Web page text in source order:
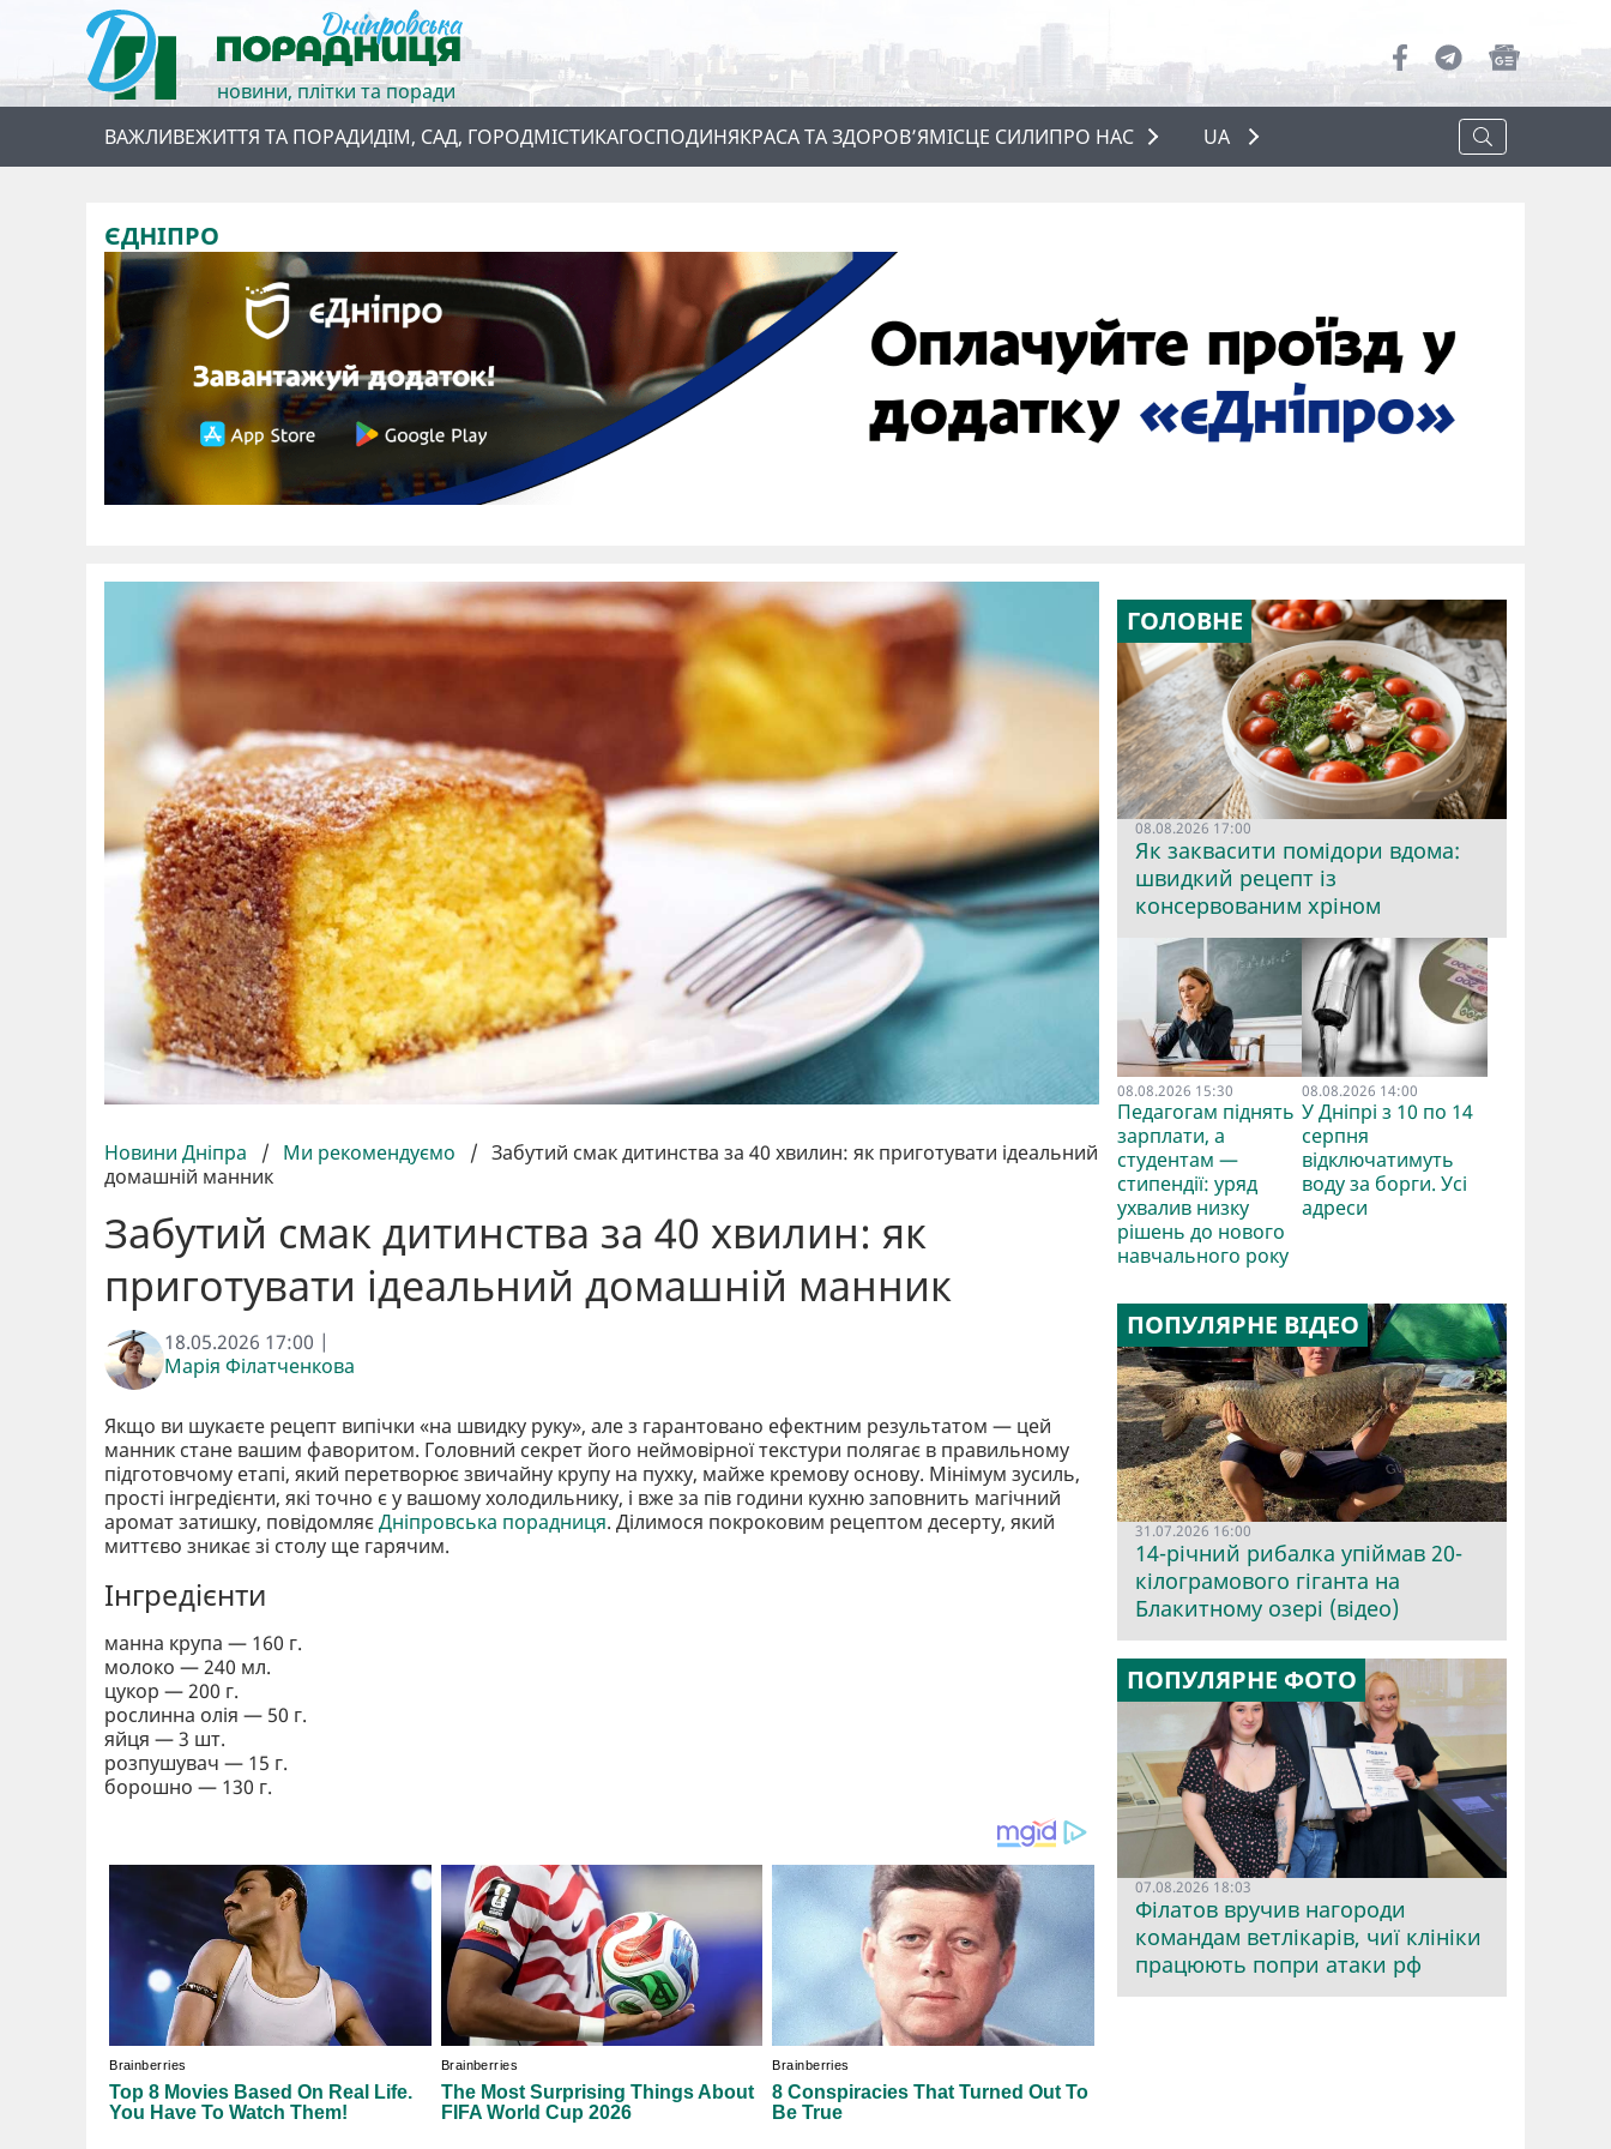
новини, плітки та поради
ВАЖЛИВЕЖИТТЯ ТА ПОРАДИДІМ, САД, ГОРОДМІСТИКАГОСПОДИНЯКРАСА ТА ЗДОРОВ’ЯМІСЦЕ СИЛИПРО НАС
UA
ЄДНІПРО
Новини Дніпра / Ми рекомендуємо / Забутий смак дитинства за 40 хвилин: як приготувати ідеальний
домашній манник
Забутий смак дитинства за 40 хвилин: як
приготувати ідеальний домашній манник
18.05.2026 17:00 |
Марія Філатченкова
Якщо ви шукаєте рецепт випічки «на швидку руку», але з гарантовано ефектним результатом — цей
манник стане вашим фаворитом. Головний секрет його неймовірної текстури полягає в правильному
підготовчому етапі, який перетворює звичайну крупу на пухку, майже кремову основу. Мінімум зусиль,
прості інгредієнти, які точно є у вашому холодильнику, і вже за пів години кухню заповнить магічний
аромат затишку, повідомляєДніпровська порадниця. Ділимося покроковим рецептом десерту, який
миттєво зникає зі столу ще гарячим.
Інгредієнти
манна крупа — 160 г.
молоко — 240 мл.
цукор — 200 г.
рослинна олія — 50 г.
яйця — 3 шт.
розпушувач — 15 г.
борошно — 130 г.
ГОЛОВНЕ
08.08.2026 17:00
Як заквасити помідори вдома:
швидкий рецепт із
консервованим хріном
08.08.2026 15:30
Педагогам піднять
зарплати, а
студентам —
стипендії: уряд
ухвалив низку
рішень до нового
навчального року
08.08.2026 14:00
У Дніпрі з 10 по 14
серпня
відключатимуть
воду за борги. Усі
адреси
ПОПУЛЯРНЕ ВІДЕО
31.07.2026 16:00
14-річний рибалка упіймав 20-
кілограмового гіганта на
Блакитному озері (відео)
ПОПУЛЯРНЕ ФОТО
07.08.2026 18:03
Філатов вручив нагороди
командам ветлікарів, чиї клініки
працюють попри атаки рф